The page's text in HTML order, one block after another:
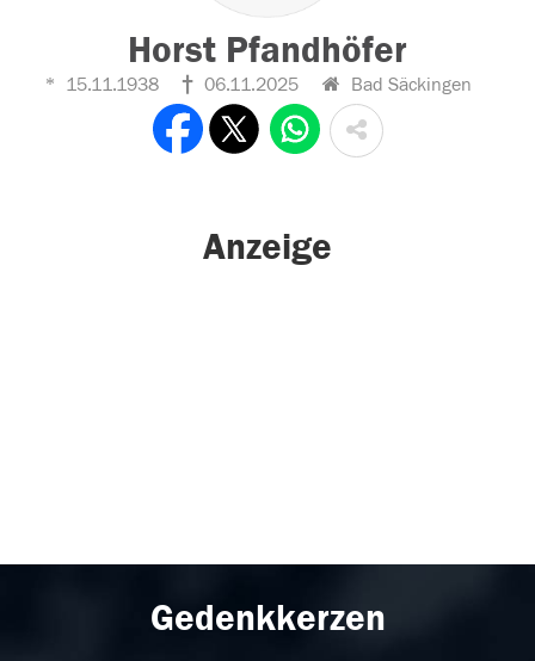
Horst Pfandhöfer
15.11.1938 06.11.2025 Bad Säckingen
Anzeige
Gedenkkerzen